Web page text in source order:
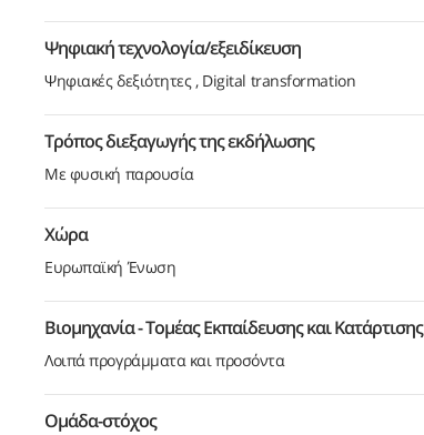
Ψηφιακή τεχνολογία/εξειδίκευση
Ψηφιακές δεξιότητες Digital transformation
Τρόπος διεξαγωγής της εκδήλωσης
Με φυσική παρουσία
Χώρα
Ευρωπαϊκή Ένωση
Βιομηχανία - Τομέας Εκπαίδευσης και Κατάρτισης
Λοιπά προγράμματα και προσόντα
Ομάδα-στόχος